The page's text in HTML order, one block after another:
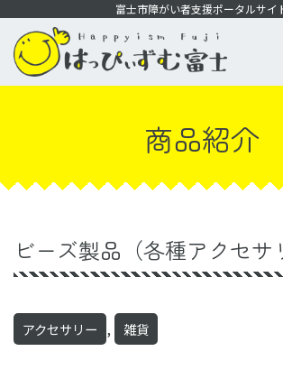
ン
動
富士市障がい者支援ポータルサイ
商品紹介
ビーズ製品（各種アクセサ
アクセサリー , 雑貨